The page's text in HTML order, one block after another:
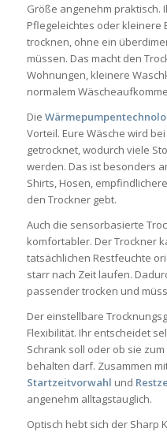
Größe angenehm praktisch.
Pflegeleichtes oder kleinere
trocknen, ohne ein
müssen. Das macht den
Wohnungen, kleinere
normalem
Die
Vorteil. Eure Wäsche wird
getrocknet, wodurch viele
werden. Das ist besonders
Shirts, Hosen,
den Trockner gebt.
Auch die sensorbasierte
komfortabler. Der Trockner
tatsächlichen Restfeuchte
starr nach Zeit laufen.
passender trocken und
Der einstellbare
Flexibilität. Ihr entscheidet
Schrank soll oder ob sie
behalten darf. Zusammen
Startzeitvorwahl und
angenehm alltagstauglich.
Optisch hebt sich der Sharp